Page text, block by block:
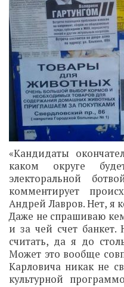
«Кандидаты
каком округе
электоральной
комментирует
Андрей Лавров. Нет, я
Даже не спрашиваю
и за чей счет
считать, да я до
Может это вообще
Карловича никак не
культурной